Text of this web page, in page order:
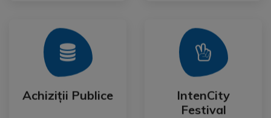
Achiziții Publice
Achiziții Publice
Mai Mult
IntenCity
Festival
IntenCity
Festival
Mai Mult